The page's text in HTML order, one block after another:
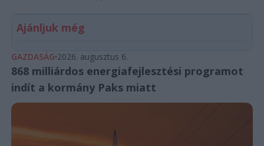
Ajánljuk még
GAZDASÁG 2026. augusztus 6.
868 milliárdos energiafejlesztési programot
indít a kormány Paks miatt